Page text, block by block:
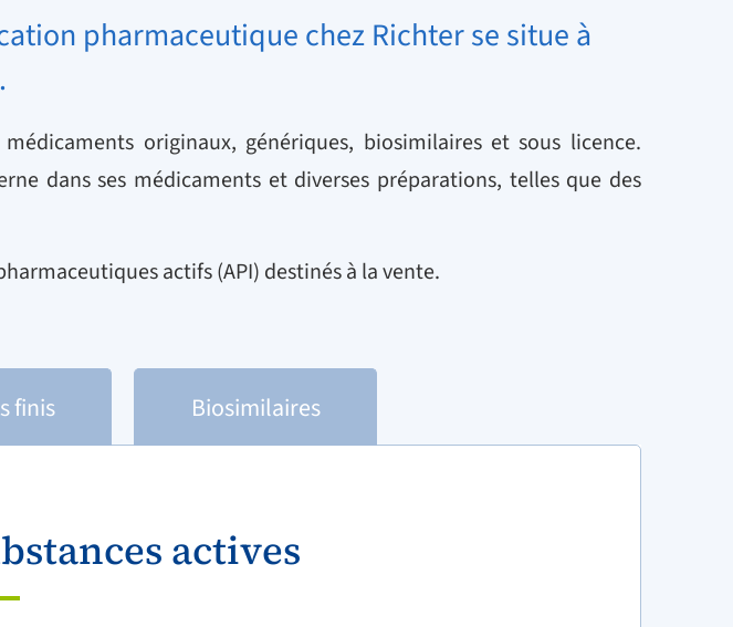
pharmaceutique chez Richter se situe à
originaux, génériques, biosimilaires et sous licence.
dans ses médicaments et diverses préparations, telles que des
actifs (API) destinés à la vente.
finis Biosimilaires
actives